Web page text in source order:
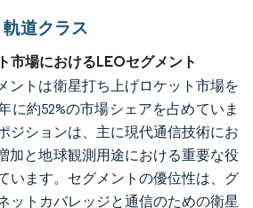
道クラス
市場におけるLEOセグメント
ントは衛星打ち上げロケット市場を
に約52%の市場シェアを占めていま
ジションは、主に現代通信技術にお
加と地球観測用途における重要な役
います。セグメントの優位性は、グ
ットカバレッジと通信のための衛星